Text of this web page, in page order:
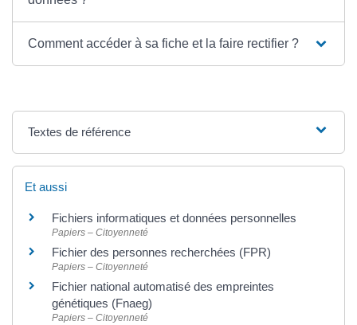
Comment accéder à sa fiche et la faire rectifier ?
Textes de référence
Et aussi
Fichiers informatiques et données personnelles
Papiers – Citoyenneté
Fichier des personnes recherchées (FPR)
Papiers – Citoyenneté
Fichier national automatisé des empreintes
génétiques (Fnaeg)
Papiers – Citoyenneté